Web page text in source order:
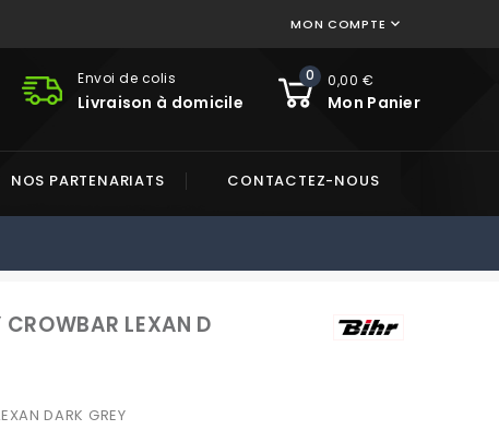
MON COMPTE 
0 0,00 €
Mon Panier
Envoi de colis
Livraison à domicile
NOS PARTENARIATS CONTACTEZ-NOUS
CROWBAR LEXAN D
DARK GREY